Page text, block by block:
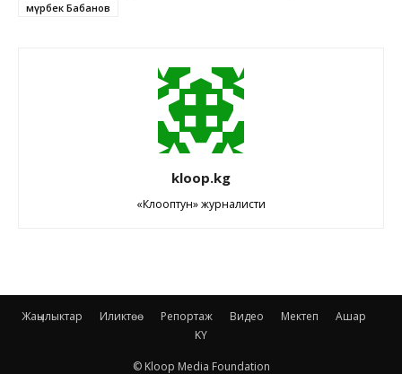
Өмүрбек Бабанов
kloop.kg
«Клооптун» журналисти
Жаңылыктар Иликтөө Репортаж Видео Мектеп
Ашар
KY
© Kloop Media Foundation